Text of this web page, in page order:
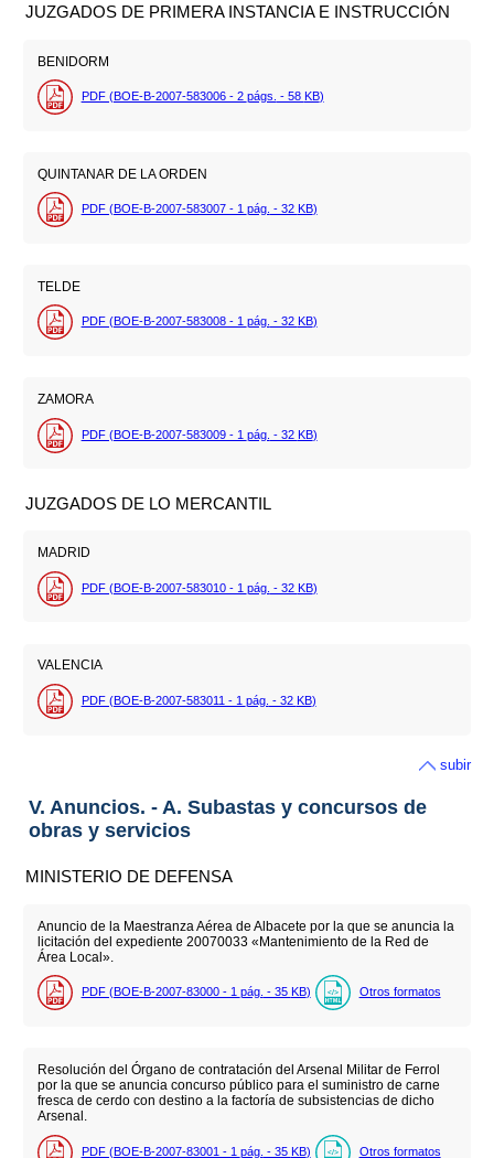
JUZGADOS DE PRIMERA INSTANCIA E INSTRUCCIÓN
BENIDORM
PDF (BOE-B-2007-583006 - 2 págs. - 58 KB)
QUINTANAR DE LA ORDEN
PDF (BOE-B-2007-583007 - 1 pág. - 32 KB)
TELDE
PDF (BOE-B-2007-583008 - 1 pág. - 32 KB)
ZAMORA
PDF (BOE-B-2007-583009 - 1 pág. - 32 KB)
JUZGADOS DE LO MERCANTIL
MADRID
PDF (BOE-B-2007-583010 - 1 pág. - 32 KB)
VALENCIA
PDF (BOE-B-2007-583011 - 1 pág. - 32 KB)
subir
V. Anuncios. - A. Subastas y concursos de
obras y servicios
MINISTERIO DE DEFENSA
Anuncio de la Maestranza Aérea de Albacete por la que se anuncia la
licitación del expediente 20070033 «Mantenimiento de la Red de
Área Local».
PDF (BOE-B-2007-83000 - 1 pág. - 35 KB) Otros formatos
Resolución del Órgano de contratación del Arsenal Militar de Ferrol
por la que se anuncia concurso público para el suministro de carne
fresca de cerdo con destino a la factoría de subsistencias de dicho
Arsenal.
PDF (BOE-B-2007-83001 - 1 pág. - 35 KB) Otros formatos